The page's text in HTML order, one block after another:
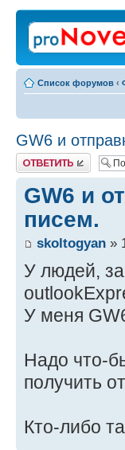
Список форумов ‹
GW6 и
Ответить
GW6 и
писем.
skoltogyan »
У людей,
У меня
Надо что-
получить
Кто-либо